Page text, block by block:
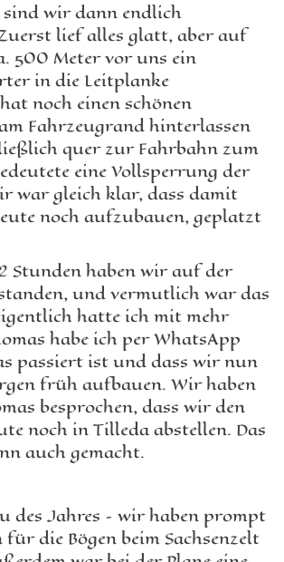
sind wir dann endlich
lief alles glatt, aber auf
500 Meter vor uns ein
in die Leitplanke
noch einen schönen
Fahrzeugrand hinterlassen
quer zur Fahrbahn zum
eine Vollsperrung der
war gleich klar, dass damit
noch aufzubauen, geplatzt
Stunden haben wir auf der
und vermutlich war das
hatte ich mit mehr
habe ich per WhatsApp
passiert ist und dass wir nun
früh aufbauen. Wir haben
besprochen, dass wir den
noch in Tilleda abstellen. Das
auch gemacht.
des Jahres – wir haben prompt
die Bögen beim Sachsenzelt